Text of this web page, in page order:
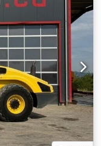
Mihm (Tel.) helpt u
onze website.
Verhuur
informatie = Neem
informatie.